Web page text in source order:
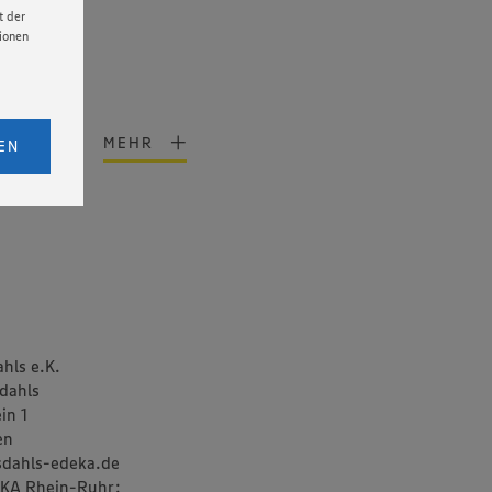
der
1
MEHR
e.K.
1
edeka.de
Rhein-Ruhr: